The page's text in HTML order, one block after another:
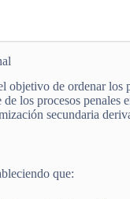
objetivo de ordenar
los procesos
secundaria
que: